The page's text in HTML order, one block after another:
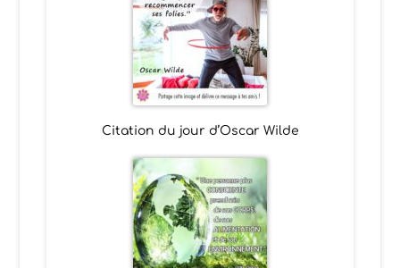
Citation du jour d’Oscar Wilde